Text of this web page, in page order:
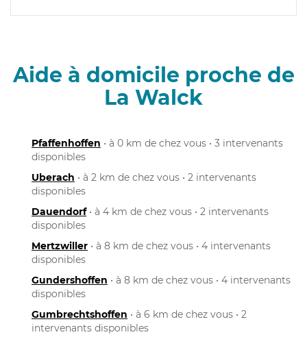
Aide à domicile proche de
La Walck
Pfaffenhoffen • à 0 km de chez vous • 3 intervenants
disponibles
Uberach • à 2 km de chez vous • 2 intervenants
disponibles
Dauendorf• à 4 km de chez vous • 2 intervenants
disponibles
Mertzwiller • à 8 km de chez vous • 4 intervenants
disponibles
Gundershoffen • à 8 km de chez vous • 4 intervenants
disponibles
Gumbrechtshoffen • à 6 km de chez vous • 2
intervenants disponibles